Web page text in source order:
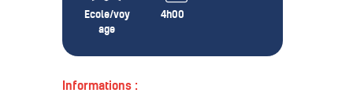
Ecole/voy
age
4h00
Informations :